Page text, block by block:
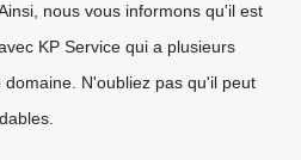
nous vous informons qu'il est
KP Service qui a plusieurs
N'oubliez pas qu'il peut